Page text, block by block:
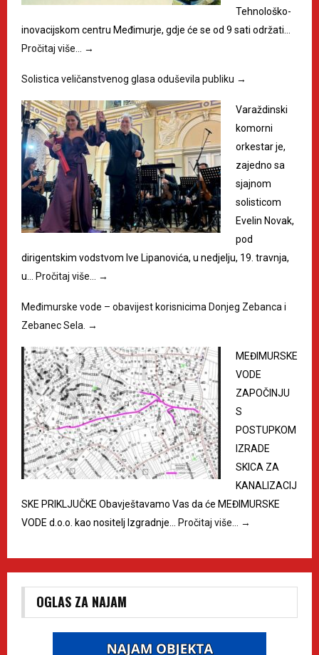
Tehnološko-
inovacijskom centru Međimurje, gdje će se od 9 sati održati…
Pročitaj više… →
Solistica veličanstvenog glasa oduševila publiku →
Varaždinski
komorni
orkestar je,
zajedno sa
sjajnom
solisticom
Evelin Novak,
pod
dirigentskim vodstvom Ive Lipanovića, u nedjelju, 19. travnja,
u… Pročitaj više… →
Međimurske vode – obavijest korisnicima Donjeg Zebanca i
Zebanec Sela. →
MEĐIMURSKE
VODE
ZAPOČINJU
S
POSTUPKOM
IZRADE
SKICA ZA
KANALIZACIJ
SKE PRIKLJUČKE Obavještavamo Vas da će MEĐIMURSKE
VODE d.o.o. kao nositelj Izgradnje… Pročitaj više… →
OGLAS ZA NAJAM